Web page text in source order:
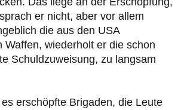
er nicht, aber vor allem
die aus den USA
Waffen, wiederholt er die schon
Schuldzuweisung, zu langsam
erschöpfte Brigaden, die Leute